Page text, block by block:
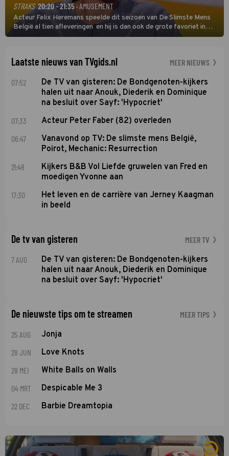
STRAKS 20:20 - 21:35· AMUSEMENT
Acteur Felix Heremans speelde dit seizoen van De Slimste Mens
België al tien afleveringen en hij is dan ook de grote favoriet in
deze seizoensfinale. En er is Nederlandse inbreng, want komiek
Laatste nieuws van TVgids.nl MEER NIEUWS
07:52
De TV van gisteren: De Bondgenoten-kijkers
halen uit naar Anouk, Diederik en Dominique
na besluit over Sayf: 'Hypocriet'
07:33 Acteur Peter Faber (82) overleden
06:47
Vanavond op TV: De slimste mens België,
Poirot, Mechanic: Resurrection
21:48
Kijkers B&B Vol Liefde gruwelen van Fred en
moedigen Yvonne aan
17:30
Het leven en de carrière van Jerney Kaagman
in beeld
De tv van gisteren MEER TV
7 AUG
De TV van gisteren: De Bondgenoten-kijkers
halen uit naar Anouk, Diederik en Dominique
na besluit over Sayf: 'Hypocriet'
De nieuwste tips om te streamen MEER TIPS
25 AUG Jonja
28 JUN Love Knots
28 MEI White Balls on Walls
04 MRT Despicable Me 3
22 DEC Barbie Dreamtopia